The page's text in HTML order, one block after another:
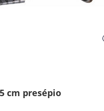
cm presépio